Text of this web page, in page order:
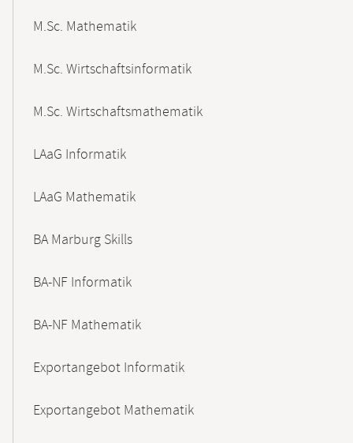
M.Sc. Mathematik
M.Sc. Wirtschaftsinformatik
M.Sc. Wirtschaftsmathematik
LAaG Informatik
LAaG Mathematik
BA Marburg Skills
BA-NF Informatik
BA-NF Mathematik
Exportangebot Informatik
Exportangebot Mathematik